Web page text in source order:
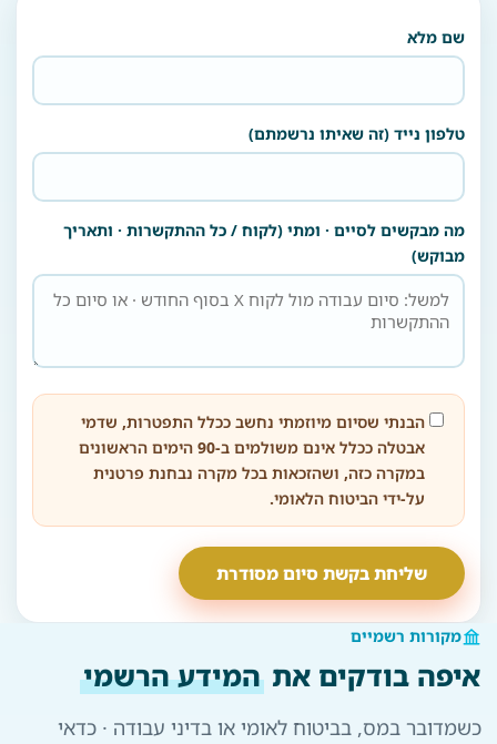
שם מלא
טלפון נייד (זה שאיתו נרשמתם)
מה מבקשים לסיים · ומתי (לקוח / כל ההתקשרות · ותאריך
מבוקש)
הבנתי שסיום מיוזמתי נחשב ככלל התפטרות, שדמי
אבטלה ככלל אינם משולמים ב-90 הימים הראשונים
במקרה כזה, ושהזכאות בכל מקרה נבחנת פרטנית
על-ידי הביטוח הלאומי.
שליחת בקשת סיום מסודרת
מקורות רשמיים
איפה בודקים את המידע הרשמי
כשמדובר במס, בביטוח לאומי או בדיני עבודה · כדאי